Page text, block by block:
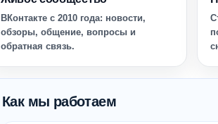
ВКонтакте с 2010 года: новости,
обзоры, общение, вопросы и
обратная связь.
Как мы работаем